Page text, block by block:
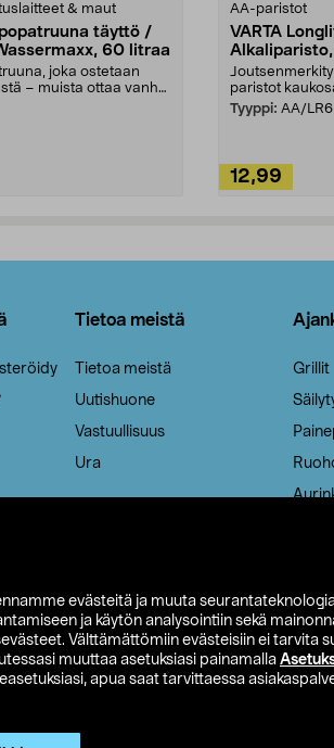
evästeitä ja muuta
ja käytön analysointiin sekä
Välttämättömiin evästeisiin ei tarvita
muuttaa asetuksiasi painamalla
apua saat tarvittaessa
& maut
täyttö /
60 litraa
joka ostetaan
– muista ottaa vanha
AA-paristot
VARTA
Alkaliparisto,
paristot
Tyyppi: AA/LR6
12,99
Tietoa meistä
Tietoa meistä
Uutishuone
Vastuullisuus
Ura
Grillit